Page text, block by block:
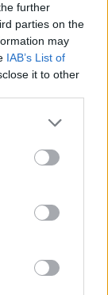
further
parties on the
may
IAB’s List of
it to other
τη
σε
τυριά
και
που